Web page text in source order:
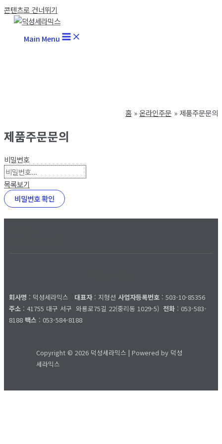
콘텐츠로 건너뛰기
Main Menu
홈 온라인주문 제품주문문의
제품주문문의
비밀번호
목록보기
비밀번호 확인
회사명 : 덕성세라믹스 대표자: 지형선 사업자등록번호 : 503-10-85356
주소 : 41755 대구 서구 와룡로75길 22(중리동 1029-5) 전화 : 053-583-
8188 팩스 : 053-584-8188
Copyright © 2026 덕성세라믹스 | Powered by 덕성
세라믹스